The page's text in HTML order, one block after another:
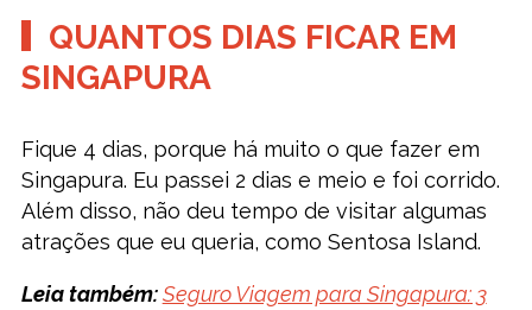
QUANTOS DIAS FICAR EM
SINGAPURA
Fique 4 dias, porque há muito o que fazer em
Singapura. Eu passei 2 dias e meio e foi corrido.
Além disso, não deu tempo de visitar algumas
atrações que eu queria, como Sentosa Island.
Leia também: Seguro Viagem para Singapura: 3